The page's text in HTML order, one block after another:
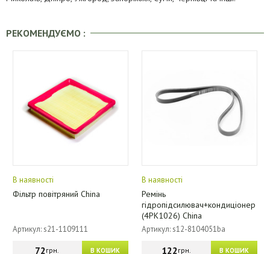
РЕКОМЕНДУЄМО :
В наявності
Фільтр повітряний China
Артикул: s21-1109111
В КОШИК
72грн.
В наявності
Ремінь
гідропідсилювач+кондиціонер
(4PK1026) China
Артикул: s12-8104051ba
В КОШИК
122грн.